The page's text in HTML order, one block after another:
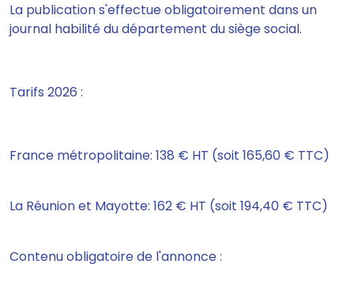
La publication s'effectue obligatoirement dans un
journal habilité du département du siège social.
Tarifs 2026 :
France métropolitaine: 138 € HT (soit 165,60 € TTC)
La Réunion et Mayotte: 162 € HT (soit 194,40 € TTC)
Contenu obligatoire de l'annonce :